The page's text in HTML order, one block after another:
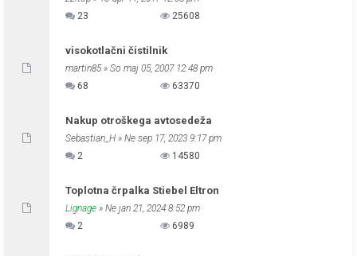
23
25608
visokotlačni čistilnik
martin85» So maj 05, 2007 12:48 pm
68
63370
Nakup otroškega avtosedeža
Sebastian_H » Ne sep 17, 2023 9:17 pm
2
14580
Toplotna črpalka Stiebel Eltron
Lignage » Ne jan 21, 2024 8:52 pm
2
6989